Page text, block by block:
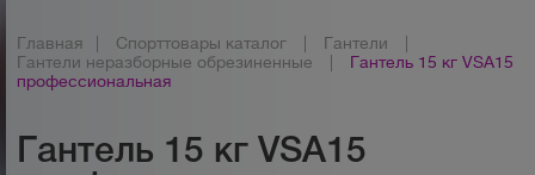
Главная Спорттовары каталог Гантели
Гантели неразборные обрезиненные
Гантель 15 кг VSA15
профессиональная
Гантель 15 кг VSA15